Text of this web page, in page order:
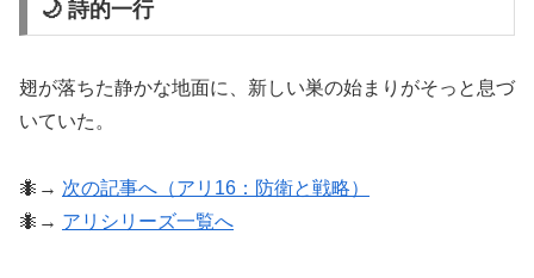
🌙 詩的一行
翅が落ちた静かな地面に、新しい巣の始まりがそっと息づ
いていた。
🐜→ 次の記事へ（アリ16：防衛と戦略）
🐜→ アリシリーズ一覧へ